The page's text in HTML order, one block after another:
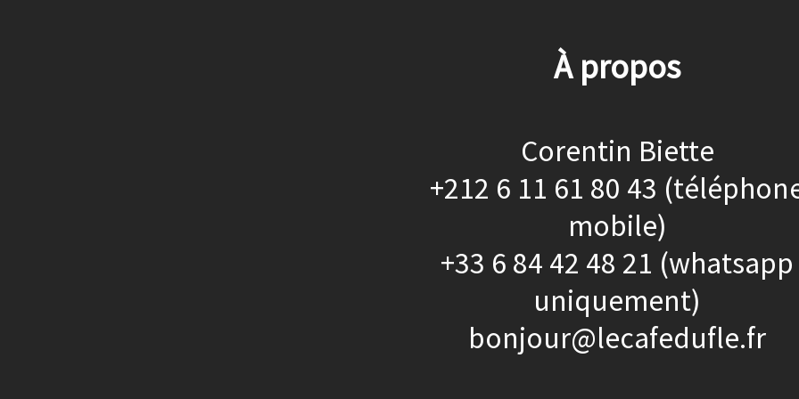
À propos
Corentin Biette
+212 6 11 61 80 43
mobile)
+33 6 84 42 48 21 (whatsapp
uniquement)
bonjour@lecafedufle.fr